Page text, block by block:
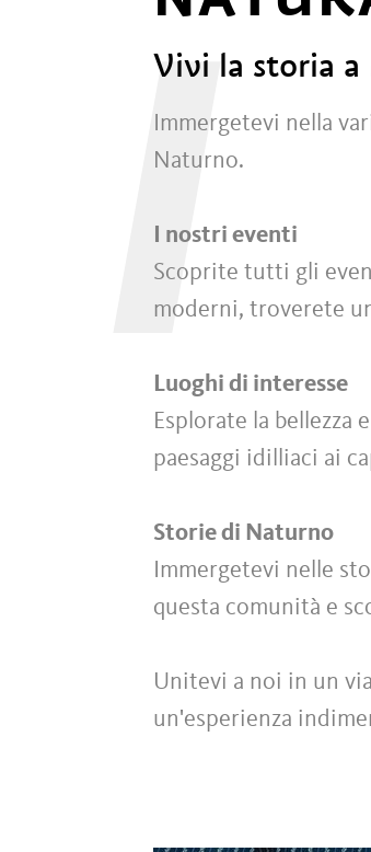
Vivi la storia
I
Immergetevi nella
Naturno.
I nostri eventi
Scoprite tutti gli
moderni, troverete
Luoghi di interesse
Esplorate la
paesaggi idilliaci ai
Storie di Naturno
Immergetevi nelle
questa comunità e
Unitevi a noi in un
un'esperienza